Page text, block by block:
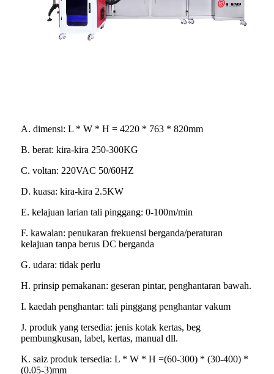
A. dimensi: L * W * H = 4220 * 763 * 820mm
B. berat: kira-kira 250-300KG
C. voltan: 220VAC 50/60HZ
D. kuasa: kira-kira 2.5KW
E. kelajuan larian tali pinggang: 0-100m/min
F. kawalan: penukaran frekuensi berganda/peraturan
kelajuan tanpa berus DC berganda
G. udara: tidak perlu
H. prinsip pemakanan: geseran pintar, penghantaran bawah.
I. kaedah penghantar: tali pinggang penghantar vakum
J. produk yang tersedia: jenis kotak kertas, beg
pembungkusan, label, kertas, manual dll.
K. saiz produk tersedia: L * W * H =(60-300) * (30-400) *
(0.05-3)mm